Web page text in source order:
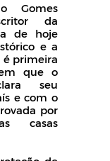
Gomes
da
de hoje
e a
é primeira
que o
seu
e com o
por
casas